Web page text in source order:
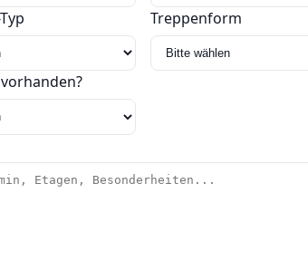
Treppenform